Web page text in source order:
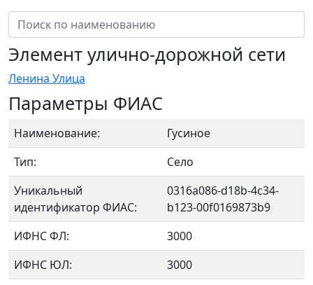
Элемент улично-дорожной сети
Ленина Улица
Параметры ФИАС
Наименование:
Гусиное
Тип:
Село
Уникальный
идентификатор ФИАС:
0316a086-d18b-4c34-
b123-00f0169873b9
ИФНС ФЛ:
3000
ИФНС ЮЛ:
3000